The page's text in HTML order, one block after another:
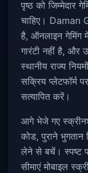
पृष्ठ को जिम्मेदार
चाहिए। Daman
है, ऑनलाइन गेमिंग में
गारंटी नहीं है, और
स्थानीय राज्य
सक्रिय प्लेटफॉर्म
सत्यापित करें।
आगे भेजे गए
कोड, पुराने भुगतान
लेने से बचें। स्पष्ट
सीमाएं मोबाइल